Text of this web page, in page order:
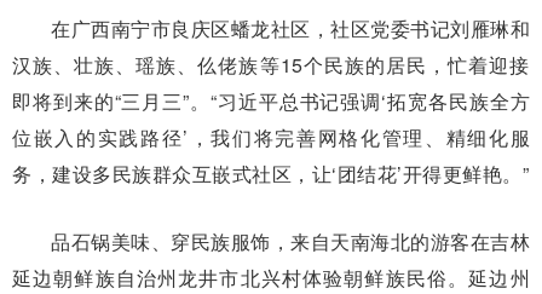
在广西南宁市良庆区蟠龙社区，社区党委书记刘雁琳和
汉族、壮族、瑶族、仫佬族等15个民族的居民，忙着迎接
即将到来的“三月三”。“习近平总书记强调‘拓宽各民族全方
位嵌入的实践路径’，我们将完善网格化管理、精细化服
务，建设多民族群众互嵌式社区，让‘团结花’开得更鲜艳。”
品石锅美味、穿民族服饰，来自天南海北的游客在吉林
延边朝鲜族自治州龙井市北兴村体验朝鲜族民俗。延边州